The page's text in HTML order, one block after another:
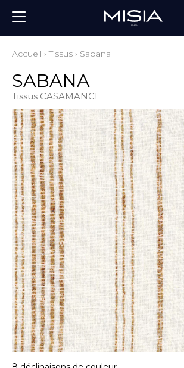
Accueil ›Tissus › Sabana
SABANA
Tissus CASAMANCE